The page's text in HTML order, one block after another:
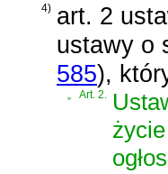
4) art. 2
ustawy o
585),
„ Art. 2.